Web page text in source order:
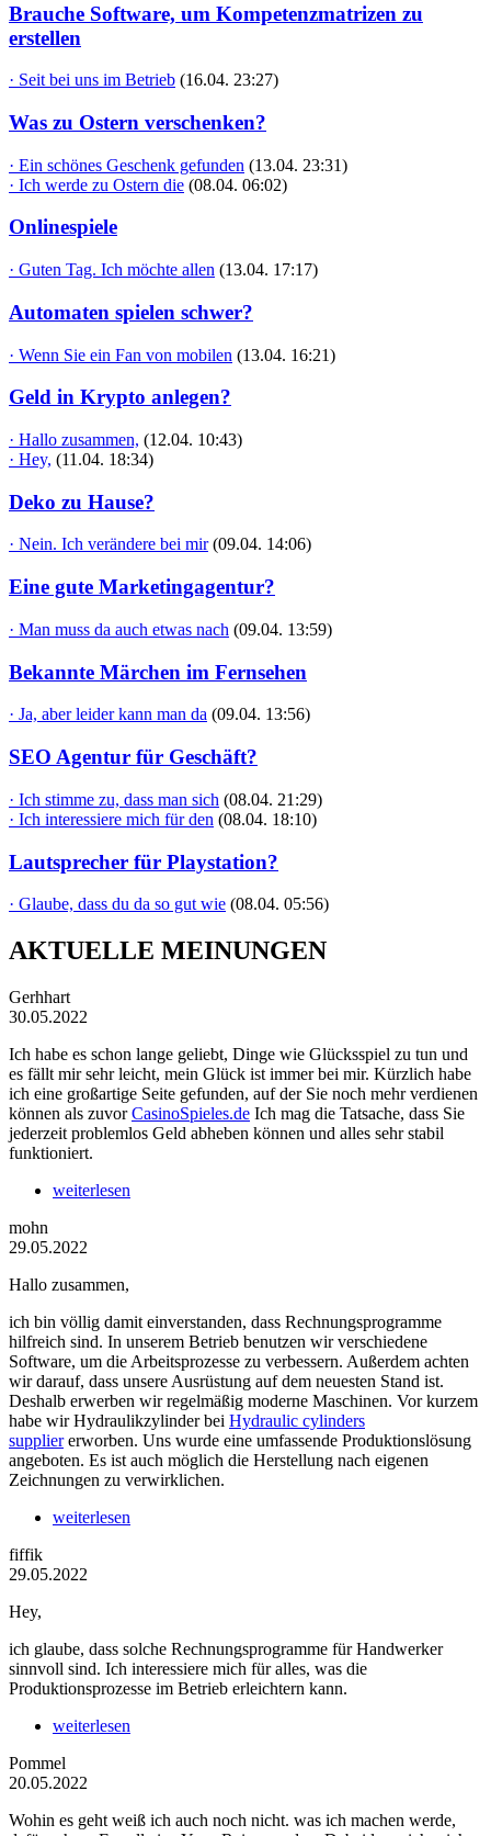
Brauche Software, um Kompetenzmatrizen zu
erstellen
· Seit bei uns im Betrieb (16.04. 23:27)
Was zu Ostern verschenken?
· Ein schönes Geschenk gefunden (13.04. 23:31)
· Ich werde zu Ostern die (08.04. 06:02)
Onlinespiele
· Guten Tag. Ich möchte allen (13.04. 17:17)
Automaten spielen schwer?
· Wenn Sie ein Fan von mobilen (13.04. 16:21)
Geld in Krypto anlegen?
· Hallo zusammen, (12.04. 10:43)
· Hey, (11.04. 18:34)
Deko zu Hause?
· Nein. Ich verändere bei mir (09.04. 14:06)
Eine gute Marketingagentur?
· Man muss da auch etwas nach (09.04. 13:59)
Bekannte Märchen im Fernsehen
· Ja, aber leider kann man da (09.04. 13:56)
SEO Agentur für Geschäft?
· Ich stimme zu, dass man sich (08.04. 21:29)
· Ich interessiere mich für den (08.04. 18:10)
Lautsprecher für Playstation?
· Glaube, dass du da so gut wie (08.04. 05:56)
AKTUELLE MEINUNGEN
Gerhhart
30.05.2022
Ich habe es schon lange geliebt, Dinge wie Glücksspiel zu tun und
es fällt mir sehr leicht, mein Glück ist immer bei mir. Kürzlich habe
ich eine großartige Seite gefunden, auf der Sie noch mehr verdienen
können als zuvorCasinoSpieles.de Ich mag die Tatsache, dass Sie
jederzeit problemlos Geld abheben können und alles sehr stabil
funktioniert.
weiterlesen
mohn
29.05.2022
Hallo zusammen,
ich bin völlig damit einverstanden, dass Rechnungsprogramme
hilfreich sind. In unserem Betrieb benutzen wir verschiedene
Software, um die Arbeitsprozesse zu verbessern. Außerdem achten
wir darauf, dass unsere Ausrüstung auf dem neuesten Stand ist.
Deshalb erwerben wir regelmäßig moderne Maschinen. Vor kurzem
habe wir Hydraulikzylinder bei Hydraulic cylinders
suppliererworben. Uns wurde eine umfassende Produktionslösung
angeboten. Es ist auch möglich die Herstellung nach eigenen
Zeichnungen zu verwirklichen.
weiterlesen
fiffik
29.05.2022
Hey,
ich glaube, dass solche Rechnungsprogramme für Handwerker
sinnvoll sind. Ich interessiere mich für alles, was die
Produktionsprozesse im Betrieb erleichtern kann.
weiterlesen
Pommel
20.05.2022
Wohin es geht weiß ich auch noch nicht. was ich machen werde,